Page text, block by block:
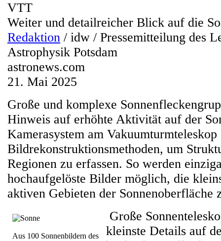
VTT
Weiter und detailreicher Blick auf die
Redaktion / idw / Pressemitteilung des
Astrophysik Potsdam
astronews.com
21. Mai 2025
Große und komplexe
Hinweis auf erhöhte Aktivität auf der
Kamerasystem am
Bildrekonstruktionsmethoden, um
Regionen zu erfassen. So werden
hochaufgelöste Bilder möglich, die
aktiven Gebieten der Sonnenoberfläche
Aus 100 Sonnenbildern des
Große
kleinste Details auf